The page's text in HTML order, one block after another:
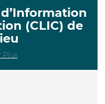
(CLIC) de
Plus